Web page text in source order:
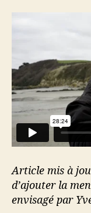
Article mis à
d’ajouter la
envisagé par